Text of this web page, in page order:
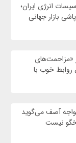
انرژی ایران؛
بازار جهانی
«مزاحمت‌های
روابط خوب با
آصف می‌گوید
نیست